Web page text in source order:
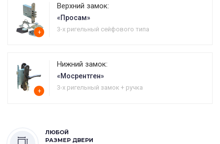
+
Верхний замок:
«Просам»
3-х ригельный сейфового типа
+
Нижний замок:
«Мосрентген»
3-х ригельный замок + ручка
ЛЮБОЙ
РАЗМЕР ДВЕРИ